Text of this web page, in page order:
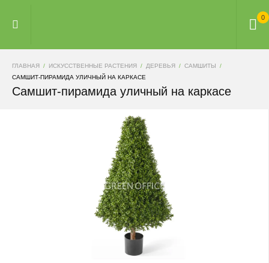
0
ГЛАВНАЯ ИСКУССТВЕННЫЕ РАСТЕНИЯ ДЕРЕВЬЯ
САМШИТЫ
САМШИТ-ПИРАМИДА УЛИЧНЫЙ НА КАРКАСЕ
Самшит-пирамида уличный на каркасе